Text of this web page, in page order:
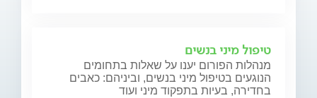
טיפול מיני בנשים
מנהלות הפורום יענו על שאלות בתחומים
הנוגעים בטיפול מיני בנשים, וביניהם: כאבים
בחדירה, בעיות בתפקוד מיני ועוד